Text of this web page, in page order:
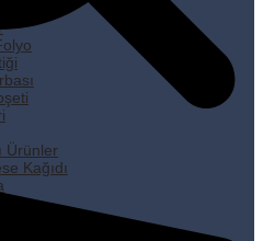
Ürünler
Kağıdı